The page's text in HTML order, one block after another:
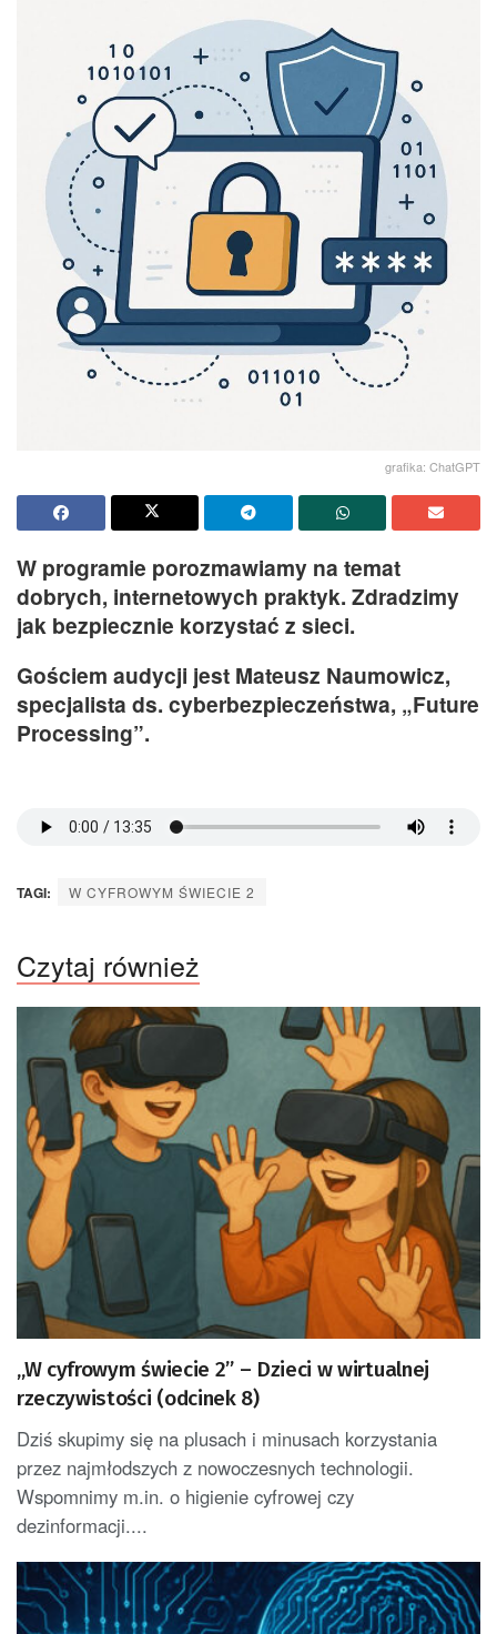
grafika: ChatGPT
W programie porozmawiamy na temat
dobrych, internetowych praktyk. Zdradzimy
jak bezpiecznie korzystać z sieci.
Gościem audycji jest Mateusz Naumowicz,
specjalista ds. cyberbezpieczeństwa, „Future
Processing”.
TAGI: W CYFROWYM ŚWIECIE 2
Czytaj również
„W cyfrowym świecie 2” – Dzieci w wirtualnej
rzeczywistości (odcinek 8)
Dziś skupimy się na plusach i minusach korzystania
przez najmłodszych z nowoczesnych technologii.
Wspomnimy m.in. o higienie cyfrowej czy
dezinformacji....